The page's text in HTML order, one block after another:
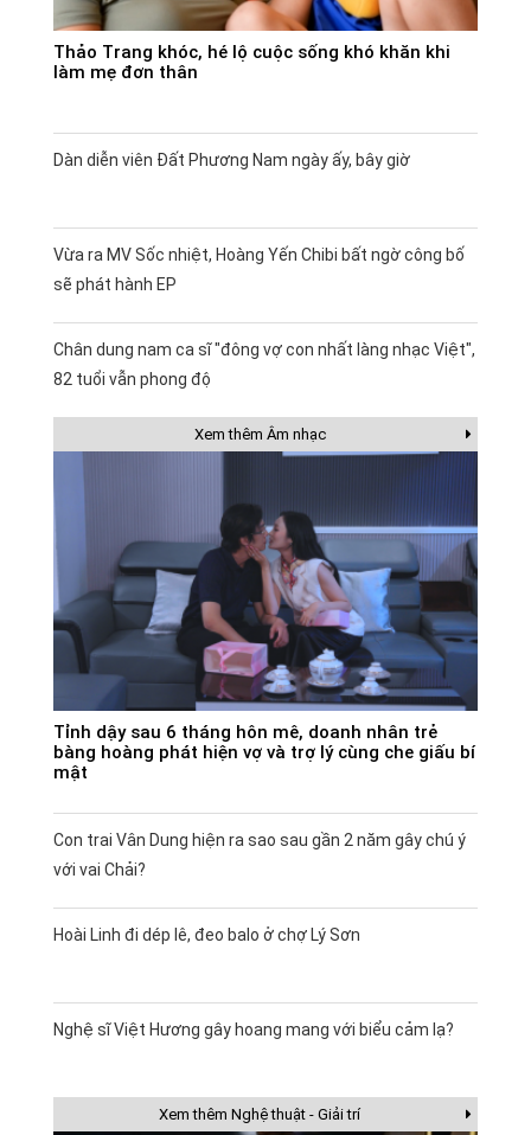
Thảo Trang khóc, hé lộ cuộc sống khó khăn khi
làm mẹ đơn thân
Dàn diễn viên Đất Phương Nam ngày ấy, bây giờ
Vừa ra MV Sốc nhiệt, Hoàng Yến Chibi bất ngờ công bố
sẽ phát hành EP
Chân dung nam ca sĩ "đông vợ con nhất làng nhạc Việt",
82 tuổi vẫn phong độ
Xem thêm Âm nhạc
Tỉnh dậy sau 6 tháng hôn mê, doanh nhân trẻ
bàng hoàng phát hiện vợ và trợ lý cùng che giấu bí
mật
Con trai Vân Dung hiện ra sao sau gần 2 năm gây chú ý
với vai Chải?
Hoài Linh đi dép lê, đeo balo ở chợ Lý Sơn
Nghệ sĩ Việt Hương gây hoang mang với biểu cảm lạ?
Xem thêm Nghệ thuật - Giải trí